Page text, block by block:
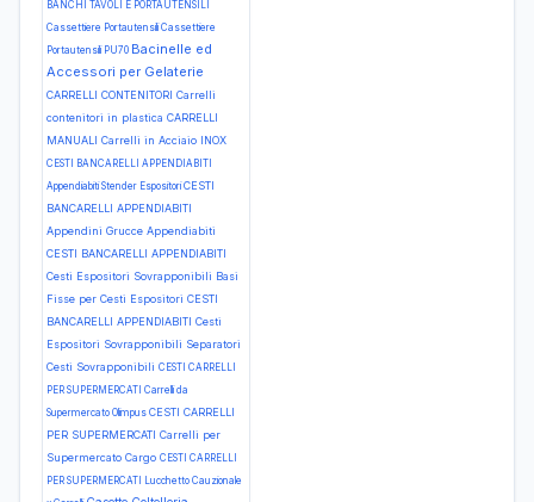
BANCHI TAVOLI E PORTAUTENSILI
Cassettiere Portautensili Cassettiere
Portautensili PU70 Bacinelle ed
Accessori per Gelaterie
CARRELLI CONTENITORI Carrelli
contenitori in plastica CARRELLI
MANUALI Carrelli in Acciaio INOX
CESTI BANCARELLI APPENDIABITI
Appendiabiti Stender EspositoriCESTI
BANCARELLI APPENDIABITI
Appendini Grucce Appendiabiti
CESTI BANCARELLI APPENDIABITI
Cesti Espositori Sovrapponibili Basi
Fisse per Cesti Espositori CESTI
BANCARELLI APPENDIABITI Cesti
Espositori Sovrapponibili Separatori
Cesti Sovrapponibili CESTI CARRELLI
PER SUPERMERCATI Carrelli da
Supermercato Olimpus CESTI CARRELLI
PER SUPERMERCATI Carrelli per
Supermercato Cargo CESTI CARRELLI
PER SUPERMERCATI Lucchetto Cauzionale